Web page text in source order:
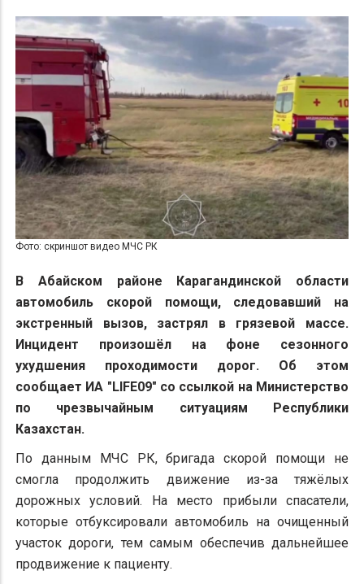
Фото: скриншот видео МЧС РК
В Абайском районе Карагандинской области
автомобиль скорой помощи, следовавший на
экстренный вызов, застрял в грязевой массе.
Инцидент произошёл на фоне сезонного
ухудшения проходимости дорог. Об этом
сообщает ИА "LIFE09" со ссылкой на Министерство
по чрезвычайным ситуациям Республики
Казахстан.
По данным МЧС РК, бригада скорой помощи не
смогла продолжить движение из-за тяжёлых
дорожных условий. На место прибыли спасатели,
которые отбуксировали автомобиль на очищенный
участок дороги, тем самым обеспечив дальнейшее
продвижение к пациенту.